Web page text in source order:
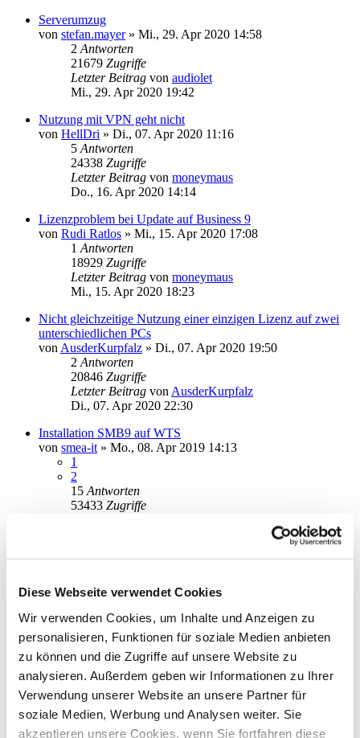
Diese Webseite verwendet Cookies
Wir verwenden Cookies, um Inhalte und Anzeigen zu
personalisieren, Funktionen für soziale Medien anbieten
zu können und die Zugriffe auf unsere Website zu
analysieren. Außerdem geben wir Informationen zu Ihrer
Verwendung unserer Website an unsere Partner für
soziale Medien, Werbung und Analysen weiter. Sie
akzeptieren unsere Cookies, wenn Sie fortfahren diese
Serverumzug
von stefan.mayer» Mi., 29. Apr 2020 14:58
2 Antworten
21679 Zugriffe
Letzter Beitrag von audiolet
Mi., 29. Apr 2020 19:42
Nutzung mit VPN geht nicht
von HellDri » Di., 07. Apr 2020 11:16
5 Antworten
24338 Zugriffe
Letzter Beitrag von moneymaus
Do., 16. Apr 2020 14:14
Lizenzproblem bei Update auf Business 9
von Rudi Ratlos » Mi., 15. Apr 2020 17:08
1 Antworten
18929 Zugriffe
Letzter Beitrag von moneymaus
Mi., 15. Apr 2020 18:23
Nicht gleichzeitige Nutzung einer einzigen Lizenz auf zwei
unterschiedlichen PCs
von AusderKurpfalz » Di., 07. Apr 2020 19:50
2 Antworten
20846 Zugriffe
Letzter Beitrag von AusderKurpfalz
Di., 07. Apr 2020 22:30
Installation SMB9 auf WTS
von smea-it » Mo., 08. Apr 2019 14:13
1
2
15 Antworten
53433 Zugriffe
Löschung alter Starmoney Versionen nach Star Money 9
1Antworten
Letzter Beitragvoninfo
Do., 19. Mär 2020 12:37
app.old - Ordner löschen?
vonbrucewillis53»Do., 30. Jan 2020 14:52
4Antworten
22594
Letzter Beitragvonkuddel
Fr., 31. Jan 2020 19:25